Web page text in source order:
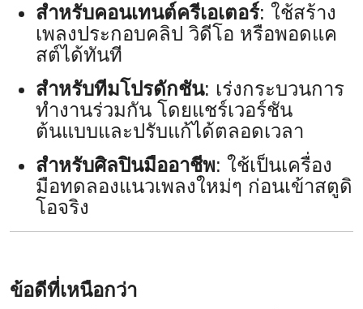
สำหรับคอนเทนต์ครีเอเตอร์: ใช้สร้าง
เพลงประกอบคลิป วิดีโอ หรือพอดแค
สต์ได้ทันที
สำหรับทีมโปรดักชัน: เร่งกระบวนการ
ทำงานร่วมกัน โดยแชร์เวอร์ชัน
ต้นแบบและปรับแก้ได้ตลอดเวลา
สำหรับศิลปินมืออาชีพ: ใช้เป็นเครื่อง
มือทดลองแนวเพลงใหม่ๆ ก่อนเข้าสตูดิ
โอจริง
ข้อดีที่เหนือกว่า